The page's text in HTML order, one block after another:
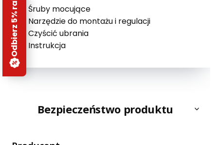
Śruby mocujące
Narzędzie do montażu i regulacji
Czyścić ubrania
Instrukcja
Bezpieczeństwo produktu
Odbierz 5% rabatu